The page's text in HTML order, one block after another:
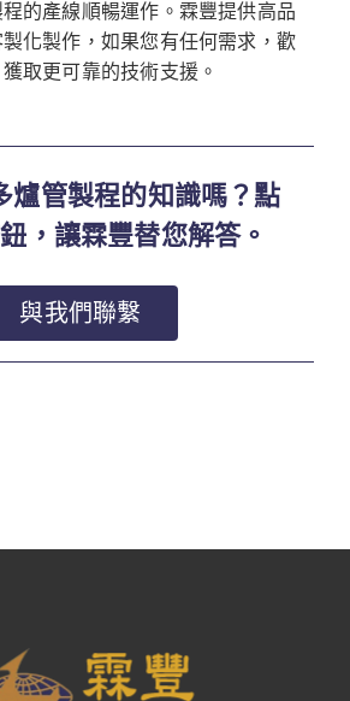
的產線順暢運作。霖豐提供高品
化製作，如果您有任何需求，歡
獲取更可靠的技術支援。
爐管製程的知識嗎？點
，讓霖豐替您解答。
與我們聯繫